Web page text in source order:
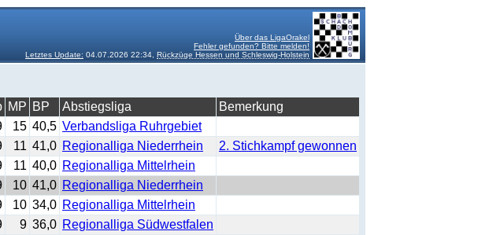
Über das LigaOrakel
Fehler gefunden? Bitte melden!
Letztes Update: 04.07.2026 22:34, Rückzüge Hessen und Schleswig-Holstein
MP BP Abstiegsliga
Bemerkung
15 40,5 Verbandsliga Ruhrgebiet
11 41,0 Regionalliga Niederrhein
2. Stichkampf gewonnen
11 40,0 Regionalliga Mittelrhein
10 41,0 Regionalliga Niederrhein
10 34,0 Regionalliga Mittelrhein
9 36,0 Regionalliga Südwestfalen